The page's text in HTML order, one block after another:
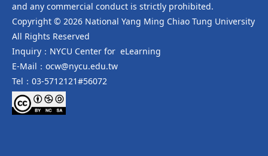
and any commercial conduct is strictly prohibited.
Copyright © 2026 National Yang Ming Chiao Tung University
All Rights Reserved
Inquiry：NYCU Center for eLearning
E-Mail：ocw@nycu.edu.tw
Tel：03-5712121#56072